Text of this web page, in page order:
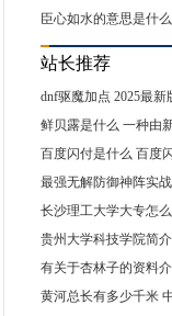
臣心如水的意思是什
站长推荐
dnf驱魔加点 2025最
鲜贝露是什么 一种由
百度闪付是什么 百度
最强无解防御神阵实
长沙理工大学大专怎
贵州大学科技学院简
有关于杏林子的资料
黄河总长有多少千米